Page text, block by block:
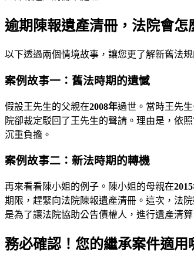
逾期陳報遺產清冊，法院會怎
以下透過兩個情境故事，讓您更了解新舊法規
案例故事一：舊法時期的遺憾
假設王先生的父親在2008年過世。當時王先
院卻裁定駁回了王先生的聲請。理由是，依
沉重負擔。
案例故事二：新法時期的轉機
再來看看陳小姐的例子。陳小姐的母親在
期限，趕緊向法院陳報遺產清冊。這次，法
是為了讓法院協助公告債權人，進行遺產清
務必確認！您的繼承案件適用